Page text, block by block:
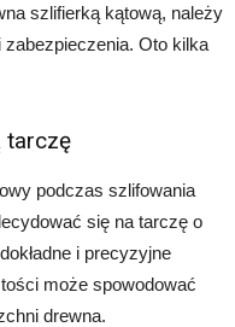
szlifierką kątową, należy
Oto kilka
tarczę
podczas szlifowania
się na tarczę o
i precyzyjne
może spowodować
drewna.